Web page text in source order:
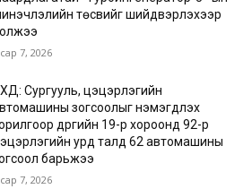
төсвийг шийдвэрлэхээр
7, 2026
Сургууль, цэцэрлэгийн
зогсоолыг нэмэгдүүлэх
дүүргийн 19-р хороонд 92-р
урд талд 62 автомашины
барьжээ
7, 2026